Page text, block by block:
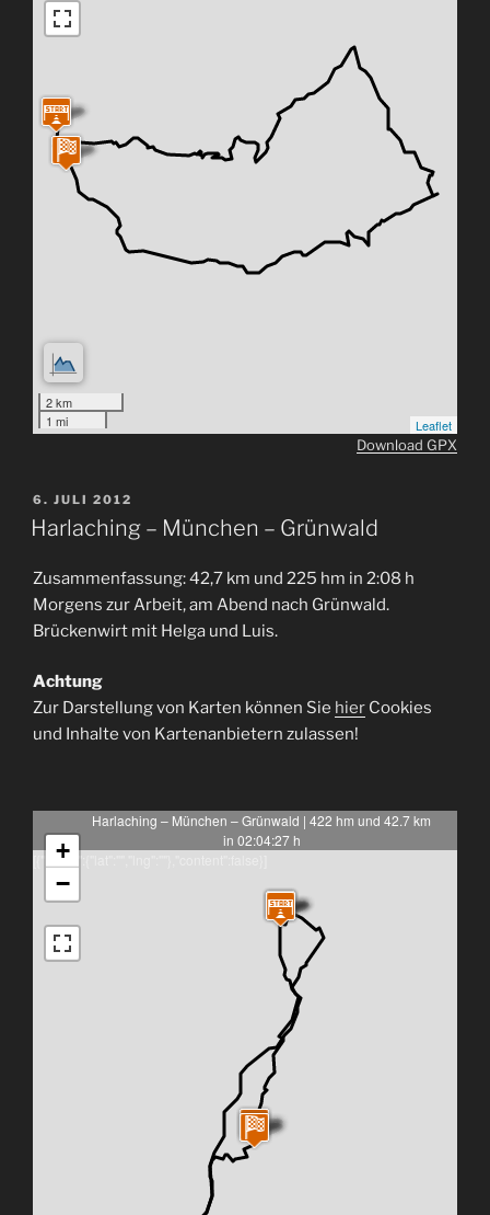
2 km
1 mi
Leaflet
Download GPX
VERÖFFENTLICHT
AM
6. JULI 2012
Harlaching – München – Grünwald
Zusammenfassung: 42,7 km und 225 hm in 2:08 h
Morgens zur Arbeit, am Abend nach Grünwald.
Brückenwirt mit Helga und Luis.
Achtung
Zur Darstellung von Karten können Sie hier Cookies
und Inhalte von Kartenanbietern zulassen!
Harlaching – München – Grünwald | 422 hm und 42.7 km
in 02:04:27 h
[{"latlng":{"lat":"","lng":""},"content":false}]
+
−